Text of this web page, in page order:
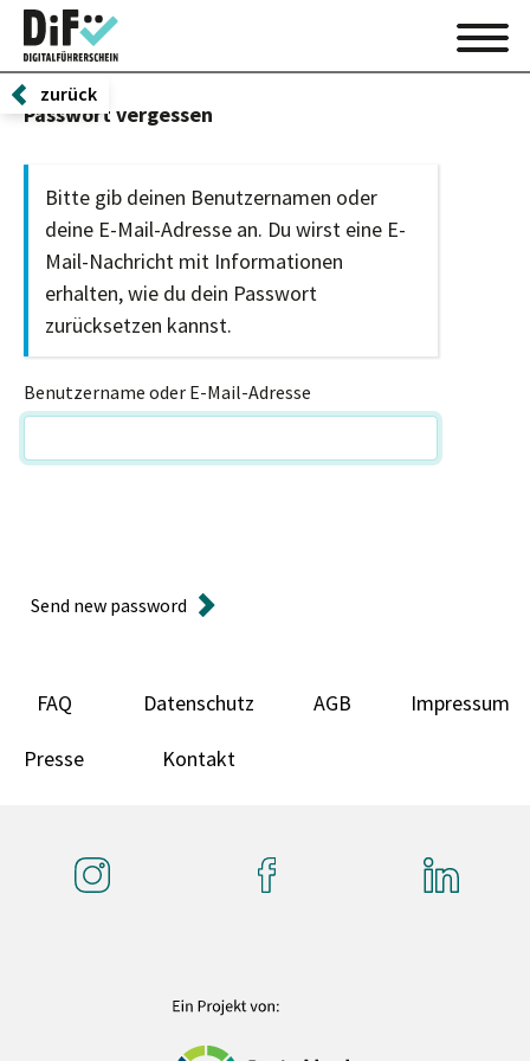
zurück
Passwort vergessen
Bitte gib deinen Benutzernamen oder
deine E-Mail-Adresse an. Du wirst eine E-
Mail-Nachricht mit Informationen
erhalten, wie du dein Passwort
zurücksetzen kannst.
Benutzername oder E-Mail-Adresse
Send new password
FAQ Datenschutz AGB Impressum
Presse Kontakt